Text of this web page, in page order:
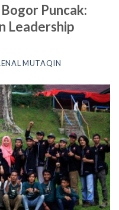
Puncak:
Leadership
MUTAQIN